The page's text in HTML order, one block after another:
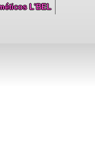
L'BEL